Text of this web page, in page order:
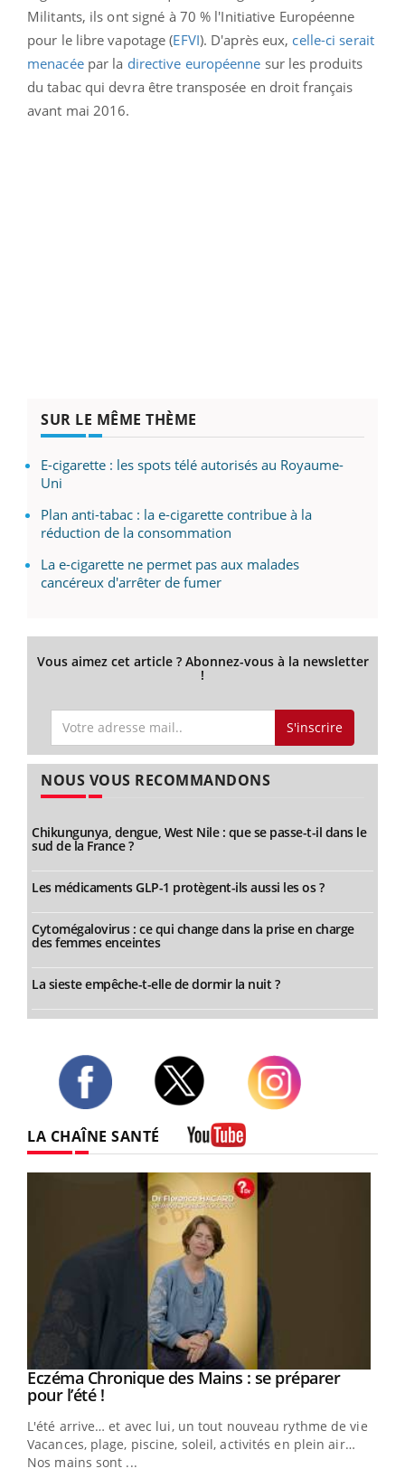
Militants, ils ont signé à 70 % l'Initiative Européenne
pour le libre vapotage (EFVI). D'après eux, celle-ci serait
menacéepar la directive européenne sur les produits
du tabac qui devra être transposée en droit français
avant mai 2016.
SUR LE MÊME THÈME
E-cigarette : les spots télé autorisés au Royaume-
Uni
Plan anti-tabac : la e-cigarette contribue à la
réduction de la consommation
La e-cigarette ne permet pas aux malades
cancéreux d'arrêter de fumer
Vous aimez cet article ? Abonnez-vous à la newsletter
!
S'inscrire
NOUS VOUS RECOMMANDONS
Chikungunya, dengue, West Nile : que se passe-t-il dans le
sud de la France ?
Les médicaments GLP-1 protègent-ils aussi les os ?
Cytomégalovirus : ce qui change dans la prise en charge
des femmes enceintes
La sieste empêche-t-elle de dormir la nuit ?
LA CHAÎNE SANTÉ
Youtube
Eczéma Chronique des Mains : se préparer
pour l’été !Youtube
L'été arrive… et avec lui, un tout nouveau rythme de vie !
Vacances, plage, piscine, soleil, activités en plein air…
Nos mains sont ...